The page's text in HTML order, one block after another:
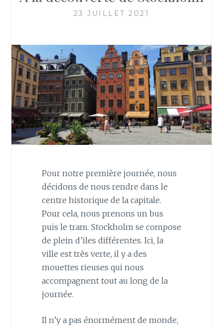
23 JUILLET 2021
Pour notre première journée, nous
décidons de nous rendre dans le
centre historique de la capitale.
Pour cela, nous prenons un bus
puis le tram. Stockholm se compose
de plein d’iles différentes. Ici, la
ville est très verte, il y a des
mouettes rieuses qui nous
accompagnent tout au long de la
journée.
Il n’y a pas énormément de monde,